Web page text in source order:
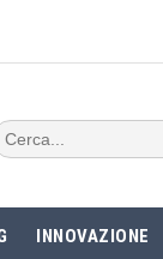
INNOVAZIONE